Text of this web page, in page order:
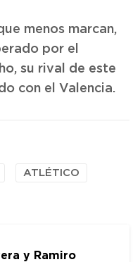
menos marcan,
por el
su rival de este
con el Valencia.
ATLÉTICO
y Ramiro